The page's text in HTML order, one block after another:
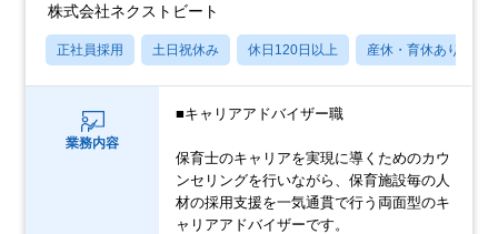
株式会社ネクストビート
正社員採用 土日祝休み 休日120日以上 産休・育休あり
業務内容
■キャリアアドバイザー職
保育士のキャリアを実現に導くためのカウ
ンセリングを行いながら、保育施設毎の人
材の採用支援を一気通貫で行う両面型のキ
ャリアアドバイザーです。